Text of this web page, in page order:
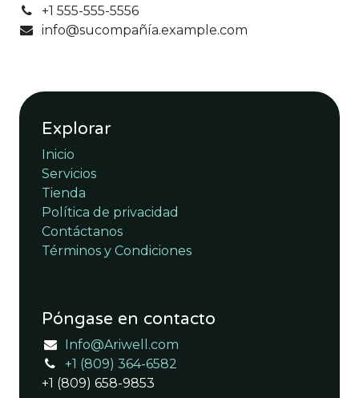
+1 555-555-5556
info@sucompañía.example.com
Explorar
Inicio
Servicios
Tienda
Política de privacidad
Contáctanos
Términos y Condiciones
Póngase en contacto
Info@Ariwell.com
+1 (809) 364-6582
+1 (809) 658-9853